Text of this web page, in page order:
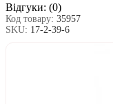
Відгуки: (0)
Код товару: 35957
SKU: 17-2-39-6